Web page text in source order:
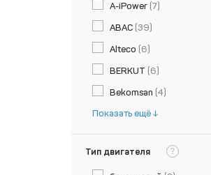
A-iPower (7)
ABAC (39)
Alteco (6)
BERKUT (6)
Bekomsan (4)
Показать ещё
Тип двигателя ?